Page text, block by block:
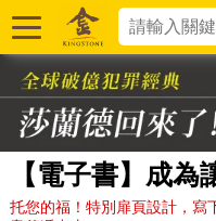
【電子書】成為
托您的福！特別扉頁設計，寫